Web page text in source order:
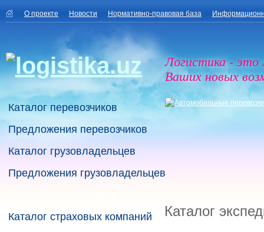
О проекте Новости Нормативно-правовая база
Логистика - это
Ваших новых
Каталог перевозчиков
Предложения перевозчиков
Каталог грузовладельцев
Предложения грузовладельцев
Каталог страховых компаний
Каталог